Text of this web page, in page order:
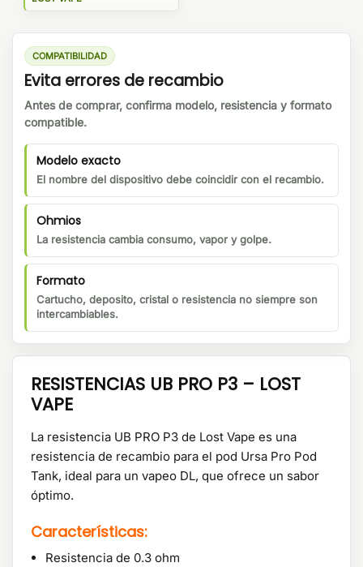
COMPATIBILIDAD
Evita errores de recambio
Antes de comprar, confirma modelo, resistencia y formato
compatible.
Modelo exacto
El nombre del dispositivo debe coincidir con el recambio.
Ohmios
La resistencia cambia consumo, vapor y golpe.
Formato
Cartucho, deposito, cristal o resistencia no siempre son
intercambiables.
RESISTENCIAS UB PRO P3 – LOST
VAPE
La resistencia UB PRO P3 de Lost Vape es una
resistencia de recambio para el pod Ursa Pro Pod
Tank, ideal para un vapeo DL, que ofrece un sabor
óptimo.
Características:
Resistencia de 0.3 ohm